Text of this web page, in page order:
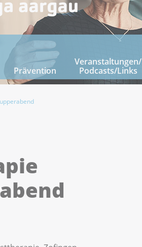
Prävention
Veranstaltungen/
Podcasts/Links